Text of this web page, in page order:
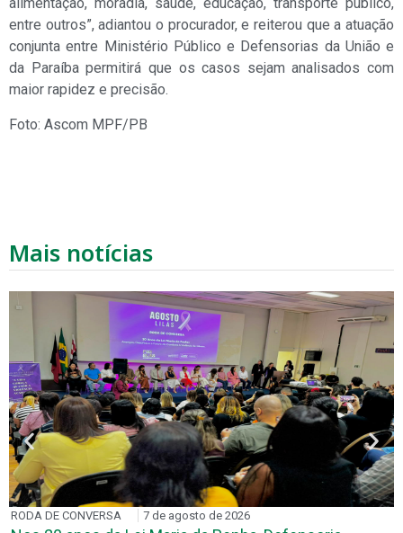
alimentação, moradia, saúde, educação, transporte público,
entre outros”, adiantou o procurador, e reiterou que a atuação
conjunta entre Ministério Público e Defensorias da União e
da Paraíba permitirá que os casos sejam analisados com
maior rapidez e precisão.
Foto: Ascom MPF/PB
Mais notícias
de agosto de 2026